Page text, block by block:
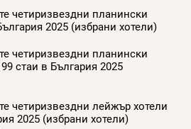
четиризвездни планински
2025 (избрани хотели)
четиризвездни планински
стаи в България 2025
четиризвездни лейжър хотели
2025 (избрани хотели)